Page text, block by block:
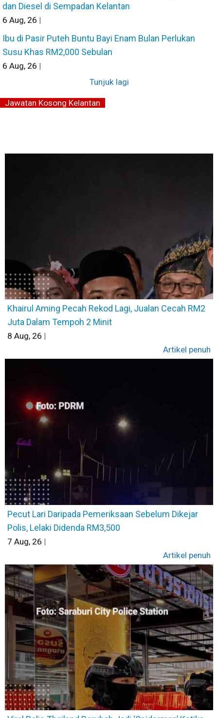
dan Diesel di Sempadan Kelantan
6 Aug, 26 |
Ibu di Pasir Puteh Buntu Bayi Enam Bulan Perlukan
Susu Khas RM2,000 Sebulan
6 Aug, 26 |
Tunjuk lagi
Jawatan Kosong Kelantan
Khairul Aming Pecah Rekod Lagi, Jualan Cecah RM2
Juta Dalam Tempoh 2 Minit
8 Aug, 26 |
Artikel penuh
Pecut Lari Daripada Pemeriksaan Sebelum Dikejar
Polis, Lelaki Didenda RM3,500
7 Aug, 26 |
Artikel penuh